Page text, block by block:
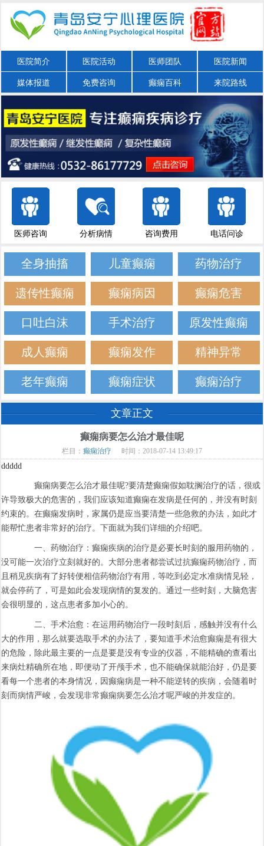
医院简介 医院活动 医师团队 医院新闻
媒体报道 免费咨询 癫痫百科 来院路线
医师咨询 分析病情 咨询费用 电话问诊
全身抽搐 儿童癫痫 药物治疗
遗传性癫痫 癫痫病因 癫痫危害
口吐白沫 手术治疗 原发性癫痫
成人癫痫 癫痫发作 精神异常
老年癫痫 癫痫症状 癫痫治疗
文章正文
癫痫病要怎么治才最佳呢
栏目： 癫痫治疗 时间：2018-07-14 13:49:17
ddddd
癫痫病要怎么治才最佳呢?要清楚癫痫假如耽搁治疗的话，很或
许导致极大的危害的，我们应该知道癫痫在发病是任何的，并没有时刻
约束的。在癫痫发病时，家属仍是应当要清楚一些急救的办法，如此才
能帮忙患者非常好的治疗。下面就为我们详细的介绍吧。
一、药物治疗：癫痫疾病的治疗是必要长时刻的服用药物的，
没可能一次治疗立刻就好的。大部分患者都尝试过抗癫痫药物治疗，而
且稍见疾病有了好转便相信药物治疗有用，等吃到必定水准病情见轻，
就会停药了，可是如此会发现病情的复发的。通过一些时刻，大脑危害
会很明显的，这点患者多加小心的。
二、手术治愈：在运用药物治疗一段时刻后，感触并没有什么
大的作用，那么就要选取手术的办法了，要知道手术治愈癫痫是有很大
的危险，除此最主要的一点是要是没有专业的仪器，不能精确的查看出
来病灶精确所在地，即便动了开颅手术，也不能确保就能治好，仍是要
看每一个患者的本身情况，因癫痫病是一种不能逆转的疾病，会随着时
刻而病情严峻，会发现非常癫痫病要怎么治才呢严峻的并发症的。